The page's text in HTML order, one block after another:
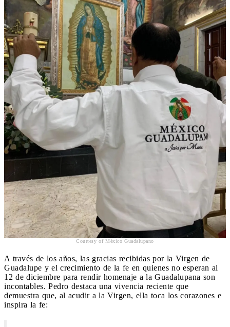
Courtesy of México Guadalupano
A través de los años, las gracias recibidas por la Virgen de
Guadalupe y el crecimiento de la fe en quienes no esperan al
12 de diciembre para rendir homenaje a la Guadalupana son
incontables. Pedro destaca una vivencia reciente que
demuestra que, al acudir a la Virgen, ella toca los corazones e
inspira la fe: